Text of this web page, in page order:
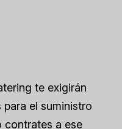
te exigirán
el suministro
contrates a ese